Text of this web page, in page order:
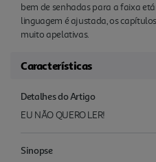
bem de senhadas para a faixa
linguagem é ajustada, os
muito apelativas.
Características
Detalhes do Artigo
EU NÃO QUERO LER!
Sinopse